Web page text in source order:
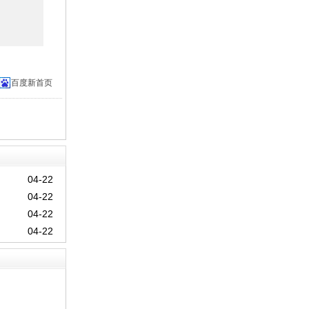
百度新首页
04-22
04-22
04-22
04-22